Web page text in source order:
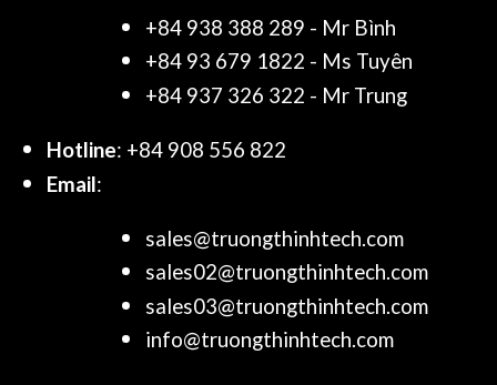
+84 938 388 289 - Mr Bình
+84 93 679 1822 - Ms Tuyên
+84 937 326 322 - Mr Trung
Hotline: +84 908 556 822
Email:
sales@truongthinhtech.com
sales02@truongthinhtech.com
sales03@truongthinhtech.com
info@truongthinhtech.com